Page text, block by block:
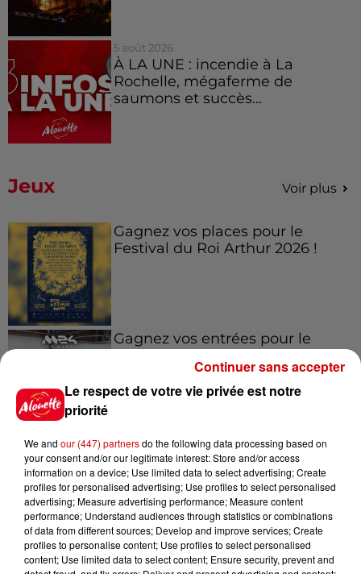
5 août 2026
À LA UNE : incendie à La
Rochelle, mégaferme de
saumons et succès...
Jeux Voir plus
Gagnez vos places pour le
Festival du Roi Arthur 2026 !
Gagnez vos entrées pour le
Alouette vous invite à
Futuroscope Xperiences !
Le Duel - Gagnez votre balade
en jet ski !
Le respect de votre vie privée est notre
priorité
We and our (447) partnersdo the following data processing based on
your consent and/or our legitimate interest: Store and/or access
information on a device; Use limited data to select advertising; Create
profiles for personalised advertising; Use profiles to select personalised
advertising; Measure advertising performance; Measure content
performance; Understand audiences through statistics or combinations
of data from different sources; Develop and improve services; Create
profiles to personalise content; Use profiles to select personalised
content; Use limited data to select content; Ensure security, prevent and
Continuer sans accepter